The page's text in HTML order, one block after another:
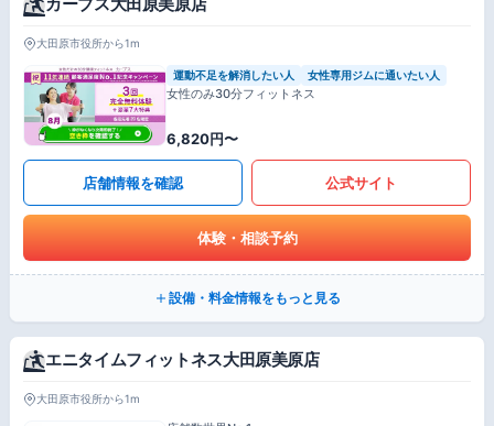
カーブス大田原美原店
大田原市役所から1m
運動不足を解消したい人 女性専用ジムに通いたい人
女性のみ30分フィットネス
6,820円〜
店舗情報を確認 公式サイト
体験・相談予約
設備・料金情報をもっと見る
エニタイムフィットネス大田原美原店
大田原市役所から1m